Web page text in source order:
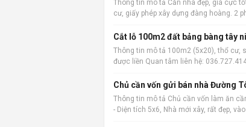
Thông tin mô tả Căn nhà đẹp, giá cực
cư, giấy phép xây dựng đàng hoàng. 2
Cắt lỗ 100m2 đất bảng bàng tây
Thông tin mô tả 100m2 (5x20), thổ cư,
được liền Quan tâm liên hệ:
Thông tin mô tả Chủ cần vốn làm ăn
- Diện tích 5x6, Nhà mới xây, rất đẹp,